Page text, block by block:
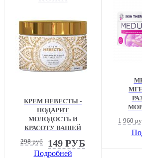
КРЕМ НЕВЕСТЫ -
ПОДАРИТ
МОЛОДОСТЬ И
КРАСОТУ ВАШЕЙ
298руб 149 РУБ
Подробней
1 960